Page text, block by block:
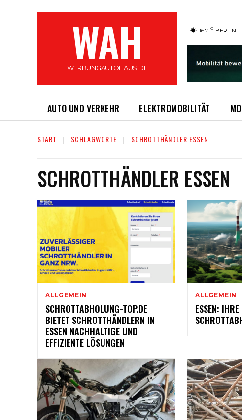
WAH
WERBUNGAUTOHAUS.DE
16.7 C BERLIN
AUTO UND VERKEHR ELEKTROMOBILITÄT
START SCHLAGWORTE SCHROTTHÄNDLER ESSEN
SCHROTTHÄNDLER ESSEN
ALLGEMEIN
SCHROTTABHOLUNG-TOP.DE
BIETET SCHROTTHÄNDLERN IN
ESSEN NACHHALTIGE UND
EFFIZIENTE LÖSUNGEN
ALLGEMEIN
ESSEN: